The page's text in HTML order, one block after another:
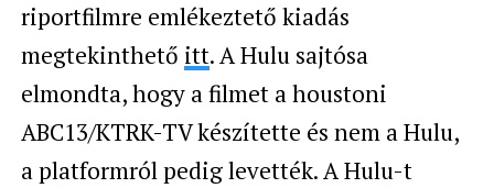
riportfilmre emlékeztető kiadás
megtekinthető itt. A Hulu sajtósa
elmondta, hogy a filmet a houstoni
ABC13/KTRK-TV készítette és nem a Hulu,
a platformról pedig levették. A Hulu-t